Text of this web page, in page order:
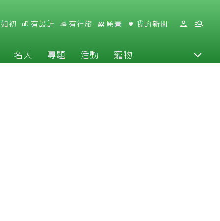
初 有設計 有行旅 願景 我的新聞
名人 專題 活動 寵物